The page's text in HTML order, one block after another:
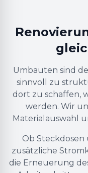
Umbauten sind
sinnvoll zu
dort zu schaffen,
werden. Wir
Materialauswahl
Ob
zusätzliche
die Erneuerung